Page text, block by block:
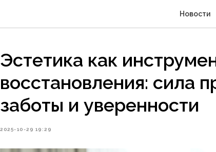
Новости
Эстетика как
восстановления: сила
заботы и уверенности
2025-10-29 19:29